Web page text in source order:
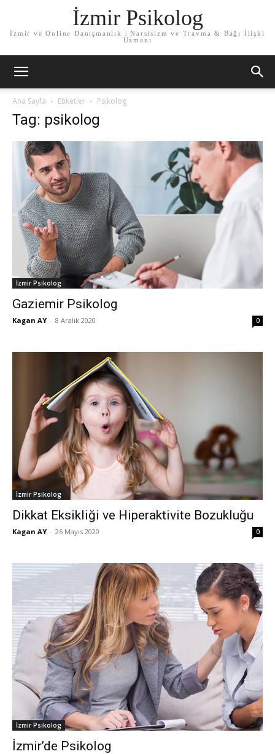
İzmir Psikolog
İzmir ve Online Danışmanlık | Narsisizm ve Travma & Bağı İlişki
Uzmanı
Ana Sayfa Etiketler Psikolog
Tag: psikolog
İzmir Psikolog
Gaziemir Psikolog
Kagan AY - 8 Aralık 2020 0
İzmir Psikolog
Dikkat Eksikliği ve Hiperaktivite Bozukluğu
Kagan AY - 26 Mayıs 2020 0
İzmir Psikolog
İzmir’de Psikolog